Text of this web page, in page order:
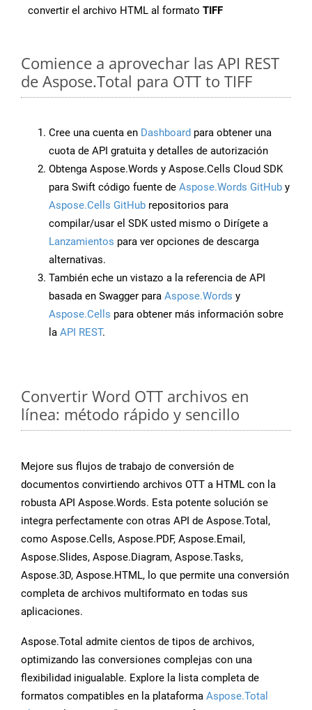
convertir el archivo HTML al formato TIFF
Comience a aprovechar las API REST
de Aspose.Total para OTT to TIFF
Cree una cuenta en Dashboard para obtener una
cuota de API gratuita y detalles de autorización
Obtenga Aspose.Words y Aspose.Cells Cloud SDK
para Swift código fuente de Aspose.Words GitHub y
Aspose.Cells GitHub repositorios para
compilar/usar el SDK usted mismo o Dirígete a
Lanzamientos para ver opciones de descarga
alternativas.
También eche un vistazo a la referencia de API
basada en Swagger para Aspose.Words y
Aspose.Cells para obtener más información sobre
la API REST.
Convertir Word OTT archivos en
línea: método rápido y sencillo
Mejore sus flujos de trabajo de conversión de
documentos convirtiendo archivos OTT a HTML con la
robusta API Aspose.Words. Esta potente solución se
integra perfectamente con otras API de Aspose.Total,
como Aspose.Cells, Aspose.PDF, Aspose.Email,
Aspose.Slides, Aspose.Diagram, Aspose.Tasks,
Aspose.3D, Aspose.HTML, lo que permite una conversión
completa de archivos multiformato en todas sus
aplicaciones.
Aspose.Total admite cientos de tipos de archivos,
optimizando las conversiones complejas con una
flexibilidad inigualable. Explore la lista completa de
formatos compatibles en la plataforma Aspose.Total